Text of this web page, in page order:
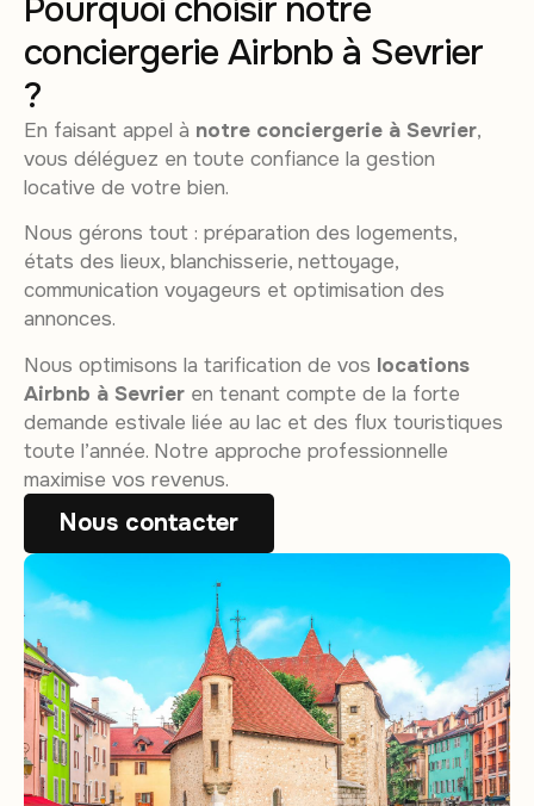
Pourquoi choisir notre
conciergerie Airbnb à Sevrier
?
En faisant appel à notre conciergerie à Sevrier,
vous déléguez en toute confiance la gestion
locative de votre bien.
Nous gérons tout : préparation des logements,
états des lieux, blanchisserie, nettoyage,
communication voyageurs et optimisation des
annonces.
Nous optimisons la tarification de vos locations
Airbnb à Sevrier en tenant compte de la forte
demande estivale liée au lac et des flux touristiques
toute l’année. Notre approche professionnelle
maximise vos revenus.
Nous contacter